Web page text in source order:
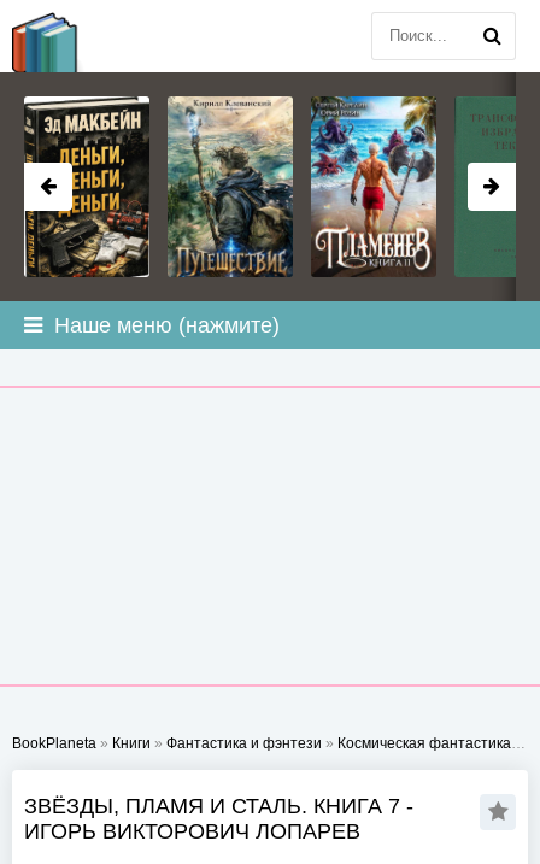
Наше меню (нажмите)
BookPlaneta » Книги » Фантастика и фэнтези » Космическая фантастика»
ЗВЁЗДЫ, ПЛАМЯ И СТАЛЬ. КНИГА 7 -
ИГОРЬ ВИКТОРОВИЧ ЛОПАРЕВ
BOOKPLANETA.COM